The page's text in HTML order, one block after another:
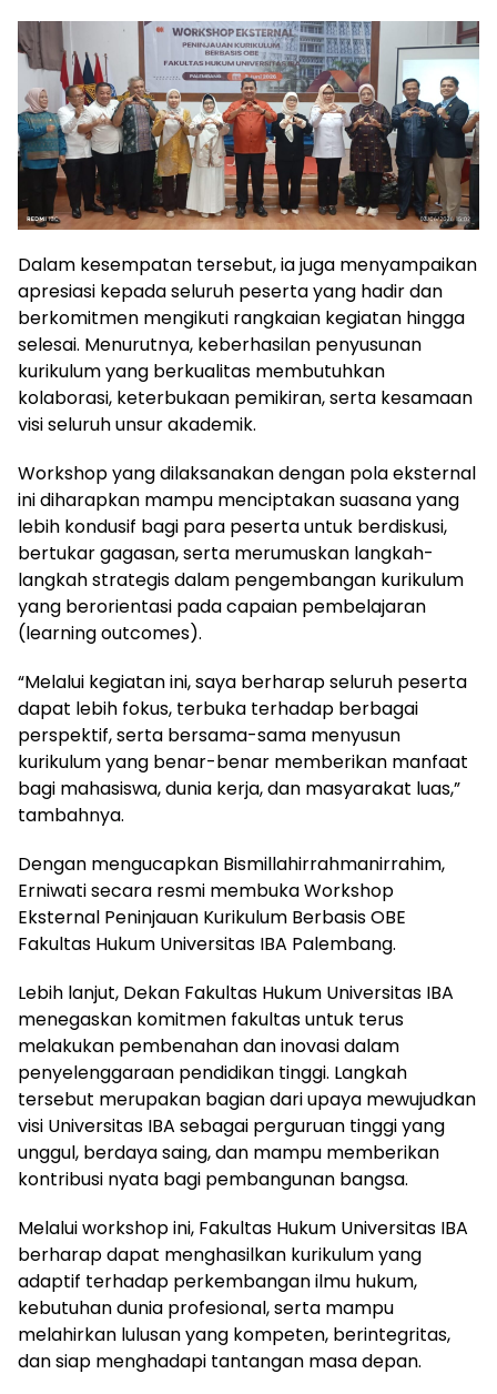
Dalam kesempatan tersebut, ia juga menyampaikan
apresiasi kepada seluruh peserta yang hadir dan
berkomitmen mengikuti rangkaian kegiatan hingga
selesai. Menurutnya, keberhasilan penyusunan
kurikulum yang berkualitas membutuhkan
kolaborasi, keterbukaan pemikiran, serta kesamaan
visi seluruh unsur akademik.
Workshop yang dilaksanakan dengan pola eksternal
ini diharapkan mampu menciptakan suasana yang
lebih kondusif bagi para peserta untuk berdiskusi,
bertukar gagasan, serta merumuskan langkah-
langkah strategis dalam pengembangan kurikulum
yang berorientasi pada capaian pembelajaran
(learning outcomes).
“Melalui kegiatan ini, saya berharap seluruh peserta
dapat lebih fokus, terbuka terhadap berbagai
perspektif, serta bersama-sama menyusun
kurikulum yang benar-benar memberikan manfaat
bagi mahasiswa, dunia kerja, dan masyarakat luas,”
tambahnya.
Dengan mengucapkan Bismillahirrahmanirrahim,
Erniwati secara resmi membuka Workshop
Eksternal Peninjauan Kurikulum Berbasis OBE
Fakultas Hukum Universitas IBA Palembang.
Lebih lanjut, Dekan Fakultas Hukum Universitas IBA
menegaskan komitmen fakultas untuk terus
melakukan pembenahan dan inovasi dalam
penyelenggaraan pendidikan tinggi. Langkah
tersebut merupakan bagian dari upaya mewujudkan
visi Universitas IBA sebagai perguruan tinggi yang
unggul, berdaya saing, dan mampu memberikan
kontribusi nyata bagi pembangunan bangsa.
Melalui workshop ini, Fakultas Hukum Universitas IBA
berharap dapat menghasilkan kurikulum yang
adaptif terhadap perkembangan ilmu hukum,
kebutuhan dunia profesional, serta mampu
melahirkan lulusan yang kompeten, berintegritas,
dan siap menghadapi tantangan masa depan.